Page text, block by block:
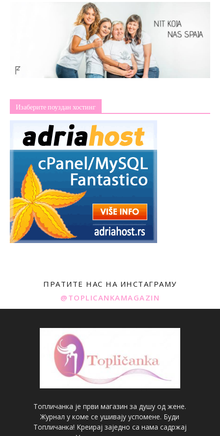
Изаберите поуздан хостинг
ПРАТИТЕ НАС НА ИНСТАГРАМУ
@TOPLICANKAMAGAZIN
Топличанка је први магазин за душу од жене.
Журнал у коме се ушивају успомене. Буди
Топличанка! Креирај заједно са нама садржај